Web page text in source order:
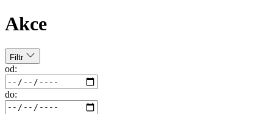
Akce
Filtr
od:
do: